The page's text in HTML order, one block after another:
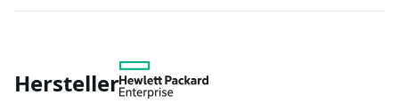
Hersteller